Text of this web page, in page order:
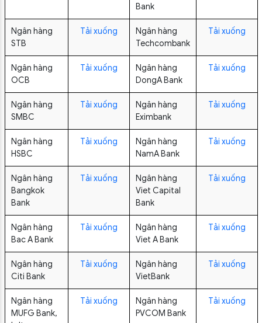
Bank
Ngân hàng
STB
Tải xuống
Ngân hàng
Techcombank
Tải xuống
Ngân hàng
OCB
Tải xuống
Ngân hàng
DongA Bank
Tải xuống
Ngân hàng
SMBC
Tải xuống
Ngân hàng
Eximbank
Tải xuống
Ngân hàng
HSBC
Tải xuống
Ngân hàng
NamA Bank
Tải xuống
Ngân hàng
Bangkok
Bank
Tải xuống
Ngân hàng
Viet Capital
Bank
Tải xuống
Ngân hàng
Bac A Bank
Tải xuống
Ngân hàng
Viet A Bank
Tải xuống
Ngân hàng
Citi Bank
Tải xuống
Ngân hàng
VietBank
Tải xuống
Ngân hàng
MUFG Bank,
Tải xuống
Ngân hàng
PVCOM Bank
Tải xuống